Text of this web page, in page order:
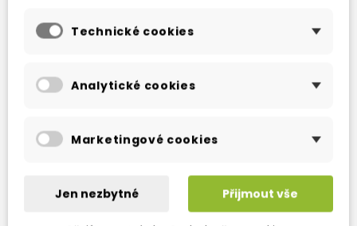
ECHOED
209 Kč
Technické cookies
Analytické cookies
Marketingové cookies
Jen nezbytné Přijmout vše